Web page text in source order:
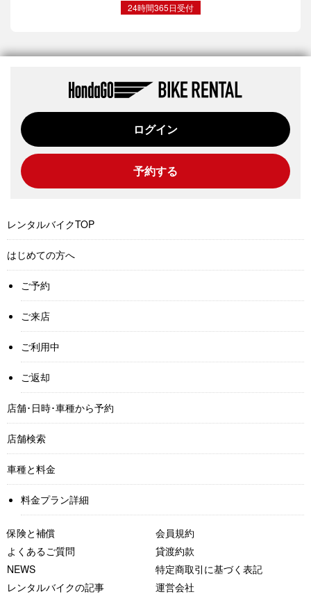
24時間365日受付
ログイン
予約する
レンタルバイクTOP
はじめての方へ
ご予約
ご来店
ご利用中
ご返却
店舗･日時･車種から予約
店舗検索
車種と料金
料金プラン詳細
保険と補償
よくあるご質問
NEWS
レンタルバイクの記事
会員規約
貸渡約款
特定商取引に基づく表記
運営会社